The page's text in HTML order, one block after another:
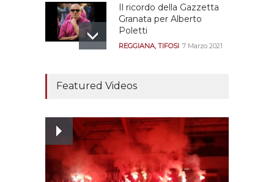
Il ricordo della Gazzetta
Granata per Alberto
Poletti
REGGIANA, TIFOSI 7 Marzo 2021
assistere agli allenamenti
Ecco le prove
dell’incongruenza delle
due sentenze
Featured Videos